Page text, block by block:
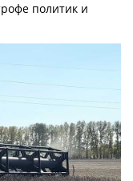
политик и